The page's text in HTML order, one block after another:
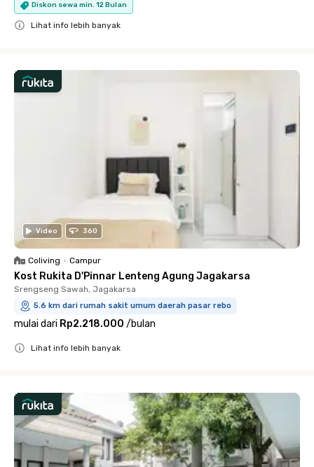
Diskon sewa min. 12 Bulan
Lihat info lebih banyak
Video 360
Coliving • Campur
Kost Rukita D'Pinnar Lenteng Agung Jagakarsa
Srengseng Sawah, Jagakarsa
5.6 km dari rumah sakit umum daerah pasar rebo
mulai dari Rp2.218.000 /bulan
Lihat info lebih banyak